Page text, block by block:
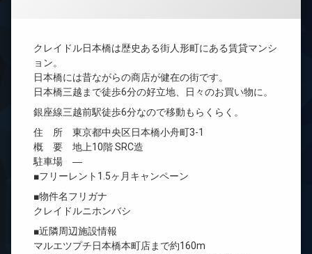
クレイドル日本橋は歴史ある街人形町にある賃貸マンシ
ョン。
日本橋には昔ながらの商店が健在の街です。
日本橋三越まで徒歩6分の好立地、日々のお買い物に。
銀座線三越前駅徒歩6分なので移動もらくらく。
住 所 東京都中央区日本橋小舟町3-1
概 要 地上10階 SRC造
駐車場 ―
■フリーレント1.5ヶ月キャンペーン
■物件名フリガナ
クレイドルニホンバシ
■近隣周辺施設情報
マルエツプチ日本橋本町店まで約160m